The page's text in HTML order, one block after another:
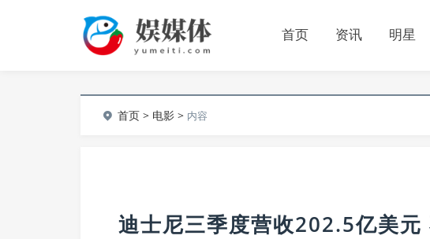
首页 资讯 明星
首页 > 电影 > 内容
迪士尼三季度营收202.5亿美元